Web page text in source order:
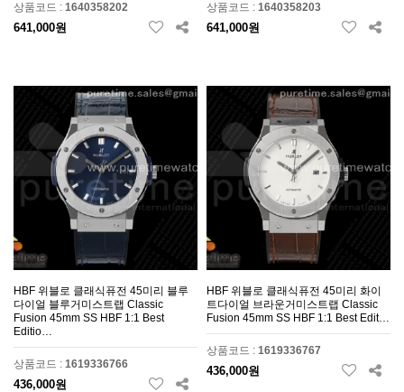
상품코드 : 1640358202
641,000원
상품코드 : 1640358203
641,000원
HBF 위블로 클래식퓨전 45미리 블루
다이얼 블루거미스트랩 Classic
Fusion 45mm SS HBF 1:1 Best
Editio…
상품코드 : 1619336766
436,000원
HBF 위블로 클래식퓨전 45미리 화이
트다이얼 브라운거미스트랩 Classic
Fusion 45mm SS HBF 1:1 Best Edit…
상품코드 : 1619336767
436,000원